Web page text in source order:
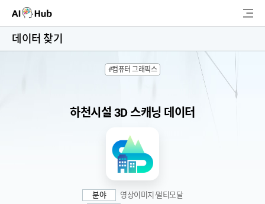
AI-Hub
색
데이터 찾기
#컴퓨터 그래픽스
하천시설 3D 스캐닝 데이터
분야
영상이미지·멀티모달